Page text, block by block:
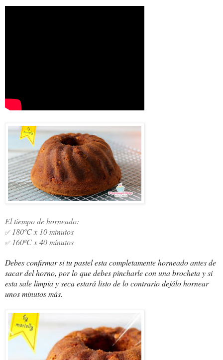
El tiempo de horneado:
✅ 180ºC x 10 minutos
✅ 160ºC x 40 minutos
Debes confirmar si tu pastel esta completamente horneado antes de
sacar del horno, por lo que debes pincharle con una brocheta y si
esta sale limpia y seca estará listo de lo contrario dejálo hornear
unos minutos más.